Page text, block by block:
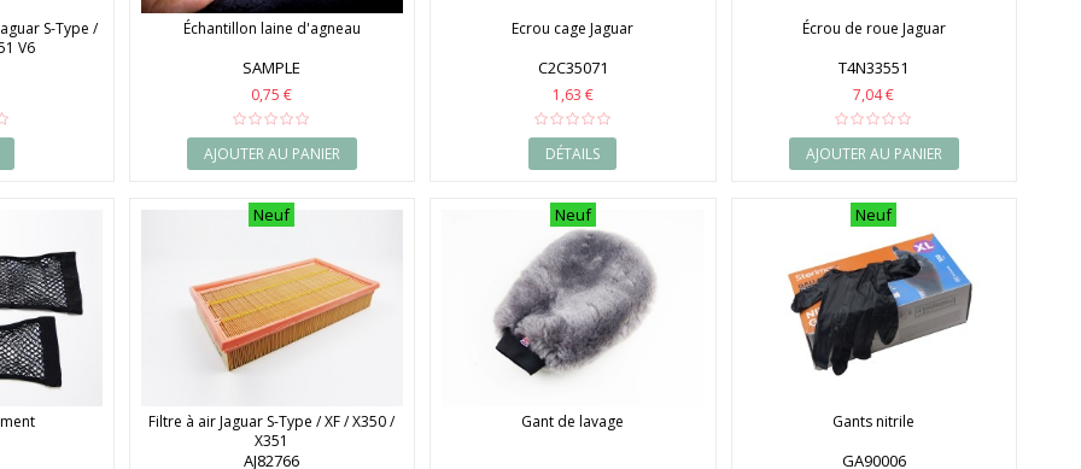
S-Type /
V6
Échantillon laine d'agneau
SAMPLE
0,75 €
AJOUTER AU PANIER
Ecrou cage Jaguar
C2C35071
1,63 €
DÉTAILS
Écrou de roue Jaguar
T4N33551
7,04 €
AJOUTER AU PANIER
Neuf
Filtre à air Jaguar S-Type / XF / X350 /
X351
AJ82766
Neuf
Gant de lavage
Neuf
Gants nitrile
GA90006